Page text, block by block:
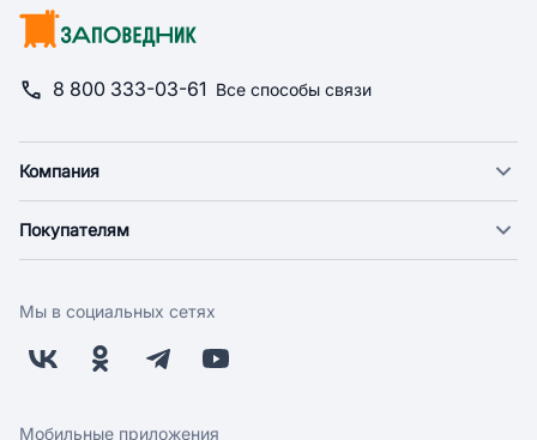
8 800 333-03-61 Все способы связи
Компания
Новости
Поставщикам
Заводчикам
Обратная связь
Покупателям
Оплата
Бонусная программа
Скидки и акции
Мы в социальных сетях
Мобильные приложения